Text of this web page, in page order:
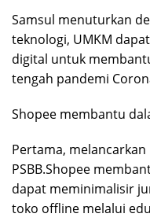
Samsul menuturkan
teknologi, UMKM
digital untuk
tengah pandemi
Shopee membantu
Pertama,
PSBB.Shopee
dapat meminimalisir
toko offline melalui